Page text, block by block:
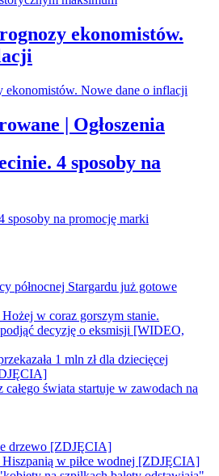
ekonomistów.
| Ogłoszenia
4 sposoby na
północnej Stargardu już gotowe
w coraz gorszym stanie.
decyzję o eksmisji [WIDEO,
1 mln zł dla dziecięcej
świata startuje w zawodach na
drzewo [ZDJĘCIA]
w piłce wodnej [ZDJĘCIA]